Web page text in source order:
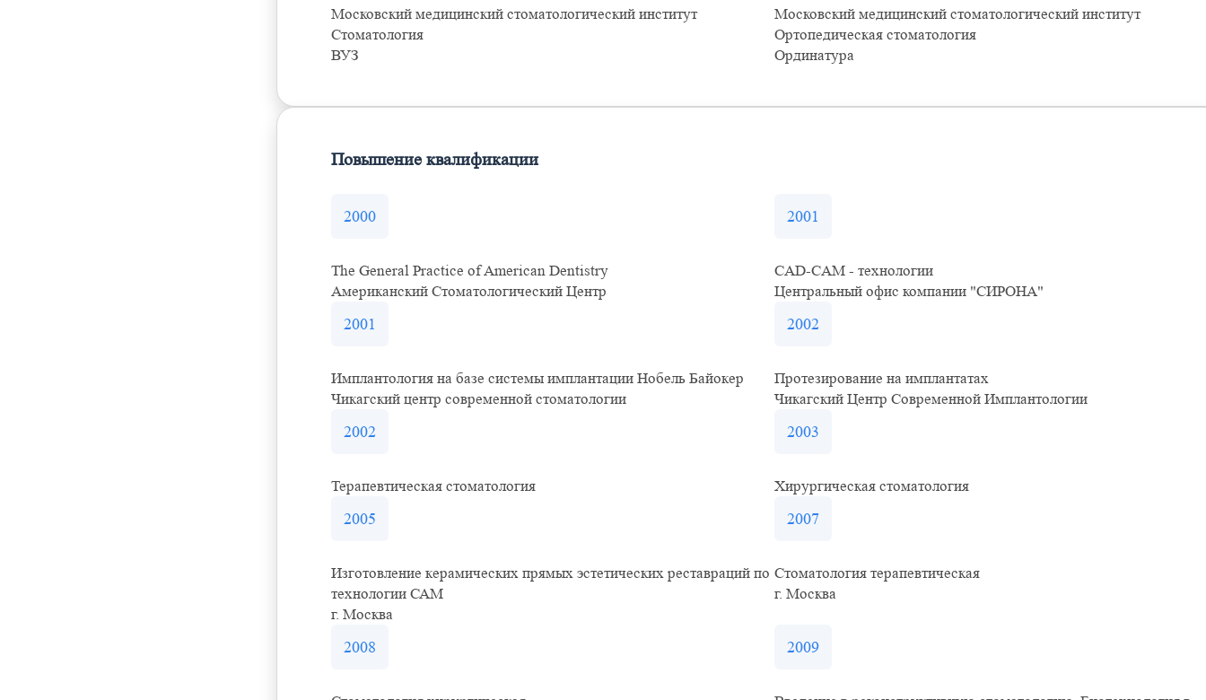
Московский медицинский стоматологический институт
Стоматология
ВУЗ
Московский медицинский стоматологический институт
Ортопедическая стоматология
Ординатура
Повышение квалификации
2000
The General Practice of American Dentistry
Американский Стоматологический Центр
2001
CAD-CAM - технологии
Центральный офис компании "СИРОНА"
2001
Имплантология на базе системы имплантации Нобель Байокер
Чикагский центр современной стоматологии
2002
Протезирование на имплантатах
Чикагский Центр Современной Имплантологии
2002
Терапевтическая стоматология
2003
Хирургическая стоматология
2005
Изготовление керамических прямых эстетических реставраций по
технологии САМ
г. Москва
2007
Стоматология терапевтическая
г. Москва
2008 2009